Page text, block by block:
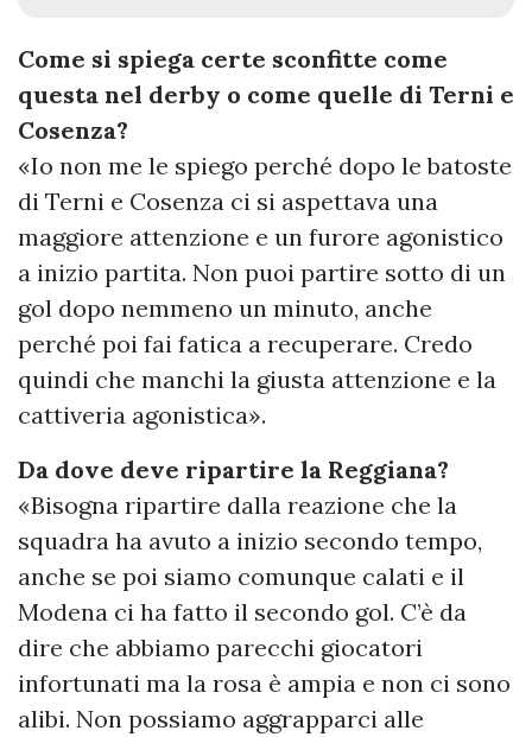
Come si spiega certe sconfitte come
questa nel derby o come quelle di Terni e
Cosenza?
«Io non me le spiego perché dopo le batoste
di Terni e Cosenza ci si aspettava una
maggiore attenzione e un furore agonistico
a inizio partita. Non puoi partire sotto di un
gol dopo nemmeno un minuto, anche
perché poi fai fatica a recuperare. Credo
quindi che manchi la giusta attenzione e la
cattiveria agonistica».
Da dove deve ripartire la Reggiana?
«Bisogna ripartire dalla reazione che la
squadra ha avuto a inizio secondo tempo,
anche se poi siamo comunque calati e il
Modena ci ha fatto il secondo gol. C’è da
dire che abbiamo parecchi giocatori
infortunati ma la rosa è ampia e non ci sono
alibi. Non possiamo aggrapparci alle